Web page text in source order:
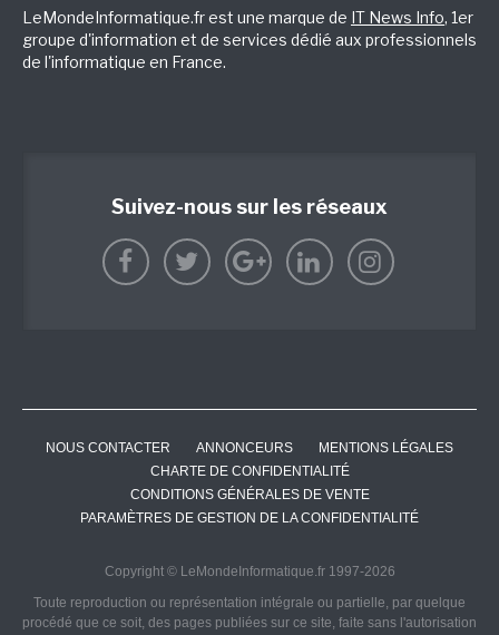
LeMondeInformatique.fr est une marque de IT News Info, 1er
groupe d'information et de services dédié aux professionnels
de l'informatique en France.
Suivez-nous sur les réseaux
NOUS CONTACTER ANNONCEURS
MENTIONS LÉGALES
CHARTE DE CONFIDENTIALITÉ
CONDITIONS GÉNÉRALES DE VENTE
PARAMÈTRES DE GESTION DE LA CONFIDENTIALITÉ
Copyright © LeMondeInformatique.fr 1997-2026
Toute reproduction ou représentation intégrale ou partielle, par quelque
procédé que ce soit, des pages publiées sur ce site, faite sans l'autorisation